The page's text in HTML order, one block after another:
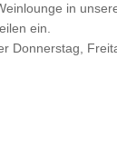
in
ein.
Donnerstag,